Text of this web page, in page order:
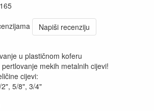
Napiši recenziju
u plastičnom koferu
mekih metalnih cijevi!
cijevi:
5/8", 3/4"